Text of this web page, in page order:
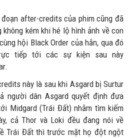
đoạn after-credits của phim cũng đã
kém khi hé lộ hình ảnh về con
hội Black Order của hắn, qua đó
tiếp tới các sự kiện sau này
này là sau khi Asgard bị Surtur
người dân Asgard quyết định đưa
Midgard (Trái Đất) nhằm tìm kiếm
cả Thor và Loki đều đang nói về
Trái Đất thì trước mặt họ đột ngột